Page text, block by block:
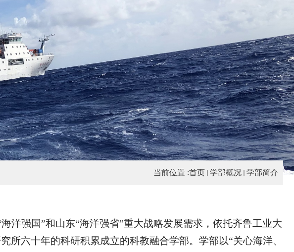
当前位置 :首页 学部概况 学部简介
海洋强国”和山东“海洋强省”重大战略发展需求，依托齐鲁工业大
所六十年的科研积累成立的科教融合学部。学部以“关心海洋、